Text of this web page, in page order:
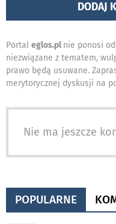
DODAJ
Portal eglos.pl nie ponosi
niezwiązane z tematem,
prawo będą usuwane.
merytorycznej dyskusji na
Nie ma jeszcze
POPULARNE